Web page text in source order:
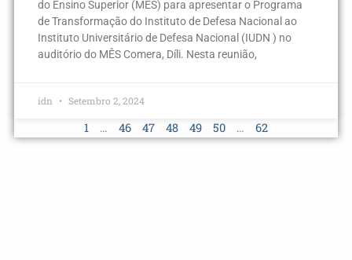
do Ensino Superior (MÊS) para apresentar o Programa
de Transformação do Instituto de Defesa Nacional ao
Instituto Universitário de Defesa Nacional (IUDN ) no
auditório do MÊS Comera, Díli. Nesta reunião,
idn Setembro 2, 2024
1 … 46 47 48 49 50 … 62